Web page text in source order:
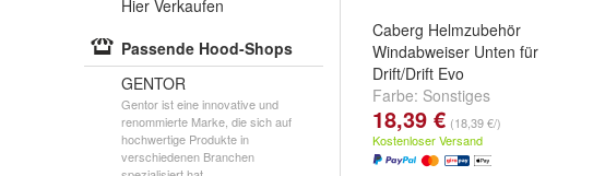
Hier Verkaufen
Passende Hood-Shops
GENTOR
Gentor ist eine innovative und
renommierte Marke, die sich auf
hochwertige Produkte in
verschiedenen Branchen
Caberg Helmzubehör
Windabweiser Unten für
Drift/Drift Evo
Farbe: Sonstiges
18,39 € (18,39 €/)
Kostenloser Versand